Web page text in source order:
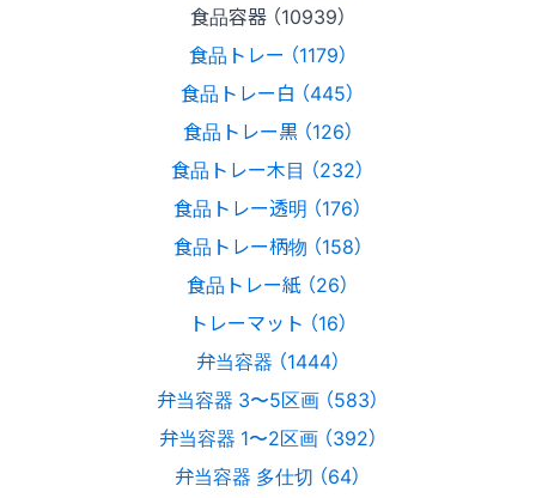
食品容器 （10939）
食品トレー （1179）
食品トレー白 （445）
食品トレー黒 （126）
食品トレー木目 （232）
食品トレー透明 （176）
食品トレー柄物 （158）
食品トレー紙 （26）
トレーマット （16）
弁当容器 （1444）
弁当容器 3〜5区画 （583）
弁当容器 1〜2区画 （392）
弁当容器 多仕切 （64）